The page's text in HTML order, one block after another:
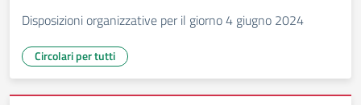
Disposizioni organizzative per il giorno 4 giugno 2024
Circolari per tutti